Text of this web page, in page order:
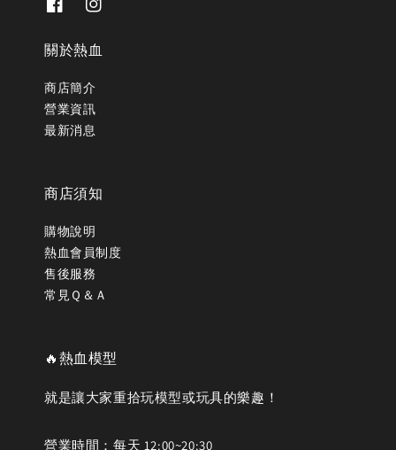
關於熱血
商店簡介
營業資訊
最新消息
商店須知
購物說明
熱血會員制度
售後服務
常見Ｑ＆Ａ
🔥熱血模型
就是讓大家重拾玩模型或玩具的樂趣！
營業時間：每天 12:00~20:30